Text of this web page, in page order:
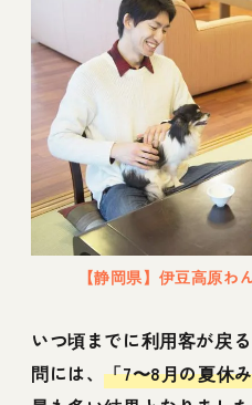
【静岡県】伊豆高原わ
いつ頃までに利用客が戻
問には、「7〜8月の夏休